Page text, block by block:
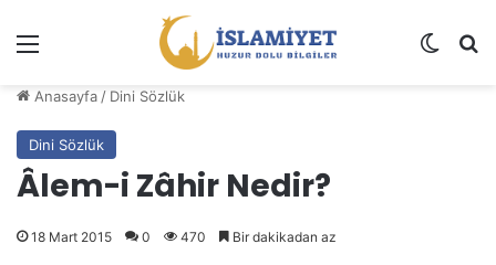
Dış
Anasayfa / Dini Sözlük
Dini Sözlük
Âlem-i Zâhir Nedir?
18 Mart 2015 0 470 Bir dakikadan az